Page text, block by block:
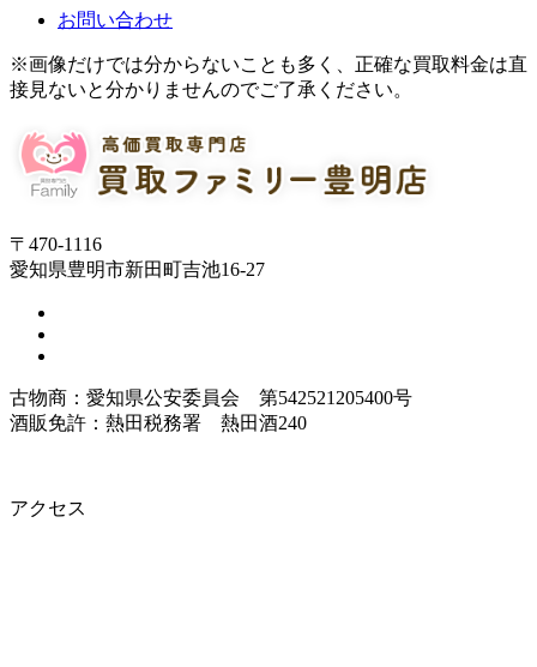
お問い合わせ
※画像だけでは分からないことも多く、正確な買取料金は直
接見ないと分かりませんのでご了承ください。
〒470-1116
愛知県豊明市新田町吉池16-27
古物商：愛知県公安委員会 第542521205400号
酒販免許：熱田税務署 熱田酒240
アクセス